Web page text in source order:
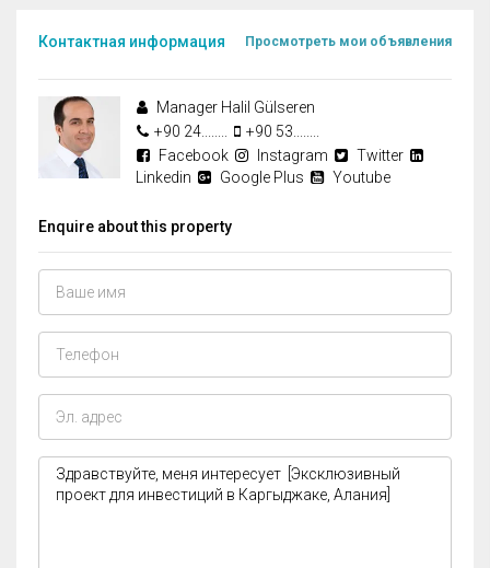
Контактная информация Просмотреть мои объявления
Manager Halil Gülseren
+90 24........
+90 53........
Facebook
Instagram
Twitter
Linkedin
Google Plus Youtube
Enquire about this property